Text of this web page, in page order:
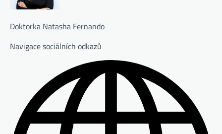
Doktorka Natasha Fernando
Navigace sociálních odkazů